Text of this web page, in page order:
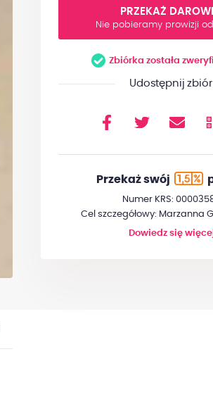
PRZEKAŻ
Nie pobieramy prowizji
Zbiórka została
Udostępnij
Przekaż swój
Numer KRS:
Cel szczegółowy: Marzanna
Dowiedz się